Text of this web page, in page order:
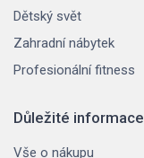
Dětský svět
Zahradní nábytek
Profesionální fitness
Důležité informace
Vše o nákupu